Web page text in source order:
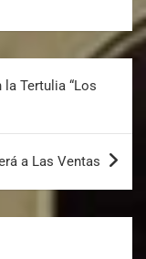
Tertulia “Los
a Las Ventas